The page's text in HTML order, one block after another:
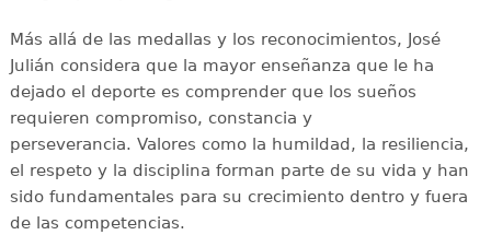
Más allá de las medallas y los reconocimientos, José
Julián considera que la mayor enseñanza que le ha
dejado el deporte es comprender que los sueños
requieren compromiso, constancia y
perseverancia. Valores como la humildad, la resiliencia,
el respeto y la disciplina forman parte de su vida y han
sido fundamentales para su crecimiento dentro y fuera
de las competencias.